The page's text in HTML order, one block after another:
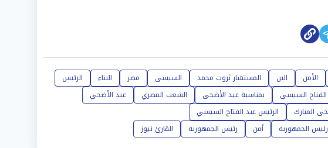
الأمن البن المستشار ثروت محمد السيسى مصر البناء
الرئيس
السيسي بمناسبة عيد الأضحى الشعب المصري
عيد الأضحي
المبارك
الرئيس عبد الفتاح السيسي
الجمهورية
أمن رئيس الجمهورية القارئ نيوز